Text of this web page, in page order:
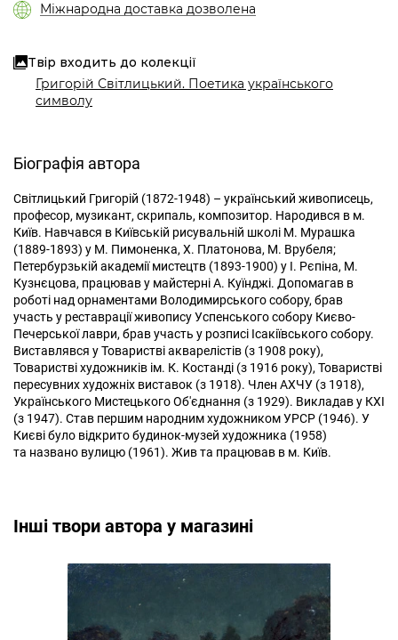
Міжнародна доставка дозволена
Твір входить до колекції
Григорій Світлицький. Поетика українського
символу
Біографія автора
Світлицький Григорій (1872-1948) – український живописець,
професор, музикант, скрипаль, композитор. Народився в м.
Київ. Навчався в Київській рисувальній школі М. Мурашка
(1889-1893) у М. Пимоненка, Х. Платонова, М. Врубеля;
Петербурзькій академії мистецтв (1893-1900) у І. Рєпіна, М.
Кузнєцова, працював у майстерні А. Куїнджі. Допомагав в
роботі над орнаментами Володимирського собору, брав
участь у реставрації живопису Успенського собору Києво-
Печерської лаври, брав участь у розписі Ісакіївського собору.
Виставлявся у Товаристві акварелістів (з 1908 року),
Товаристві художників ім. К. Костанді (з 1916 року), Товаристві
пересувних художніх виставок (з 1918). Член АХЧУ (з 1918),
Українського Мистецького Об'єднання (з 1929). Вик­ладав у КХІ
(з 1947). Став першим народним художником УРСР (1946). У
Києві було відкрито будинок-музей художника (1958)
та названо вулицю (1961). Жив та працював в м. Київ.
Інші твори автора у магазині